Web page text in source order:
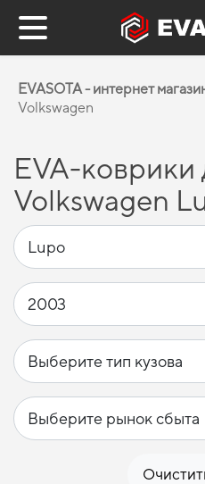
EVASOTA - интернет
Volkswagen
EVA-коврики
Volkswagen